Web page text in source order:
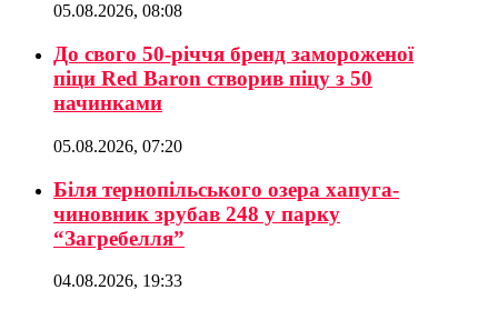
05.08.2026, 08:08
До свого 50-річчя бренд замороженої
піци Red Baron створив піцу з 50
начинками
05.08.2026, 07:20
Біля тернопільського озера хапуга-
чиновник зрубав 248 у парку
“Загребелля”
04.08.2026, 19:33